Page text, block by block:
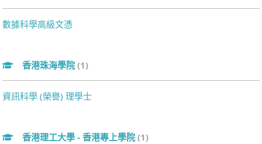
數據科學高級文憑
香港珠海學院 (1)
資訊科學 (榮譽) 理學士
香港理工大學 - 香港專上學院 (1)